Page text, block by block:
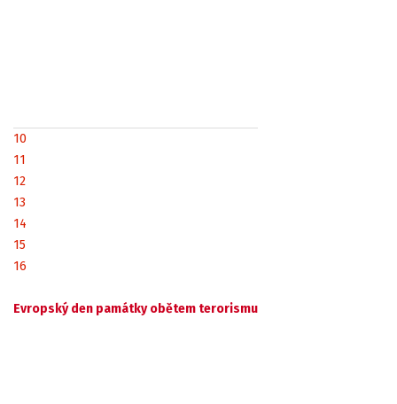
10
11
12
13
14
15
16
Evropský den památky obětem terorismu